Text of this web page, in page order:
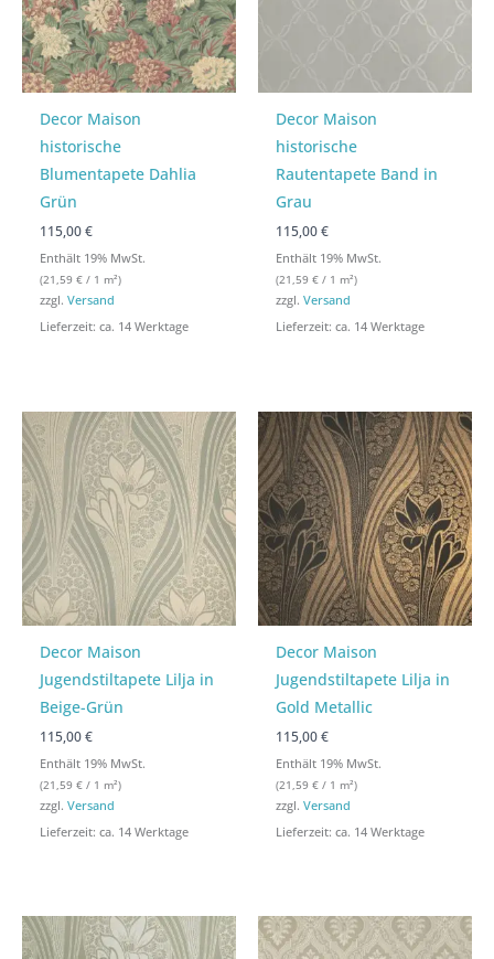
Decor Maison
historische
Blumentapete Dahlia
Grün
115,00 €
Enthält 19% MwSt.
(21,59€ / 1 m²)
zzgl.Versand
Lieferzeit: ca. 14 Werktage
Decor Maison
historische
Rautentapete Band in
Grau
115,00 €
Enthält 19% MwSt.
(21,59€ / 1 m²)
zzgl.Versand
Lieferzeit: ca. 14 Werktage
Decor Maison
Jugendstiltapete Lilja in
Beige-Grün
115,00 €
Enthält 19% MwSt.
(21,59€ / 1 m²)
zzgl.Versand
Lieferzeit: ca. 14 Werktage
Decor Maison
Jugendstiltapete Lilja in
Gold Metallic
115,00 €
Enthält 19% MwSt.
(21,59€ / 1 m²)
zzgl.Versand
Lieferzeit: ca. 14 Werktage